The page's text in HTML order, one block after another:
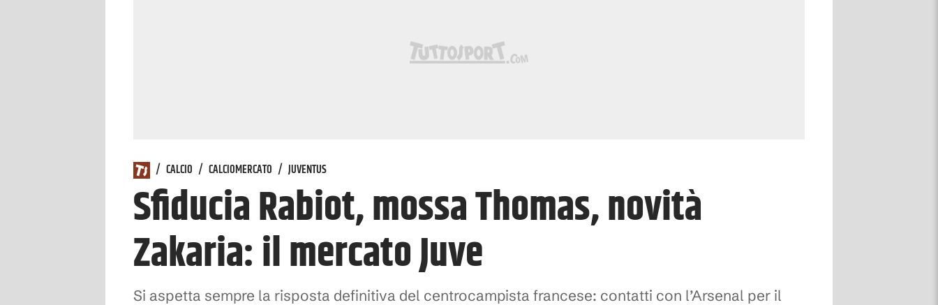
/ CALCIO / CALCIOMERCATO / JUVENTUS
Sfiducia Rabiot, mossa Thomas, novità
Zakaria: il mercato Juve
Si aspetta sempre la risposta definitiva del centrocampista francese: contatti con l’Arsenal per il